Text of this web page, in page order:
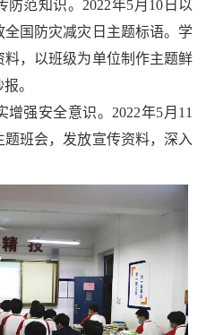
范知识。2022年5月10日以
国防灾减灾日主题标语。学
，以班级为单位制作主题鲜
。
强安全意识。2022年5月11
题班会，发放宣传资料，深入